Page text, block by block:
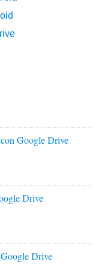
Google Drive
Drive
Drive